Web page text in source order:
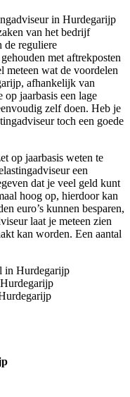
in Hurdegarijp
van het bedrijf
de reguliere
met aftrekposten
meteen wat de voordelen
afhankelijk van
jaarbasis een lage
zelf doen. Heb je
toch een goede
op jaarbasis weten te
een
dat je veel geld kunt
hoog op, hierdoor kan
euro’s kunnen besparen,
laat je meteen zien
kan worden. Een aantal
in Hurdegarijp